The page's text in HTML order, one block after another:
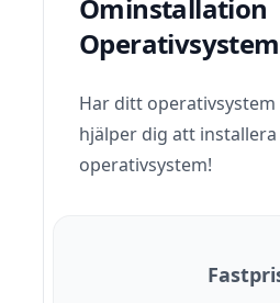
Ominstallation
Operativsystem
Har ditt operativsystem
hjälper dig att
operativsystem!